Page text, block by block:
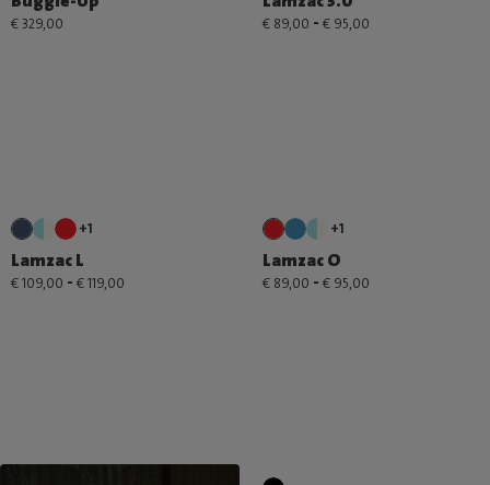
€ 329,00 € 89,00 - € 95,00
+1
Lamzac L
€ 109,00 - € 119,00
+1
Lamzac O
€ 89,00 - € 95,00